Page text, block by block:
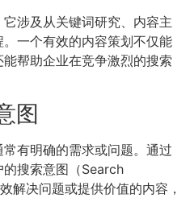
涉及从关键词研究、内容主
一个有效的内容策划不仅能
帮助企业在竞争激烈的搜索
图
有明确的需求或问题。通过
搜索意图（Search
解决问题或提供价值的内容，